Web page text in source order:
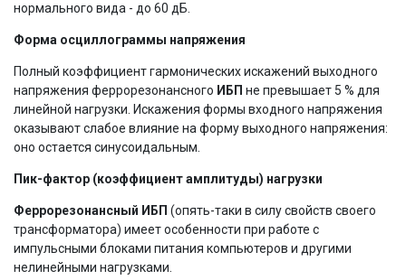
нормального вида - до 60 дБ.
Форма осциллограммы напряжения
Полный коэффициент гармонических искажений выходного
напряжения феррорезонансного ИБП не превышает 5 % для
линейной нагрузки. Искажения формы входного напряжения
оказывают слабое влияние на форму выходного напряжения:
оно остается синусоидальным.
Пик-фактор (коэффициент амплитуды) нагрузки
Феррорезонансный ИБП (опять-таки в силу свойств своего
трансформатора) имеет особенности при работе с
импульсными блоками питания компьютеров и другими
нелинейными нагрузками.